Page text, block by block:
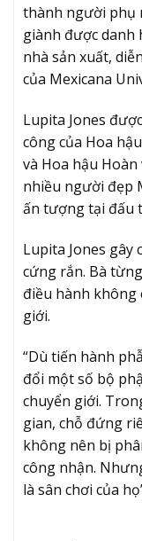
thành người phụ
giành được danh
nhà sản xuất,
của Mexicana
Lupita Jones
công của Hoa
và Hoa hậu
nhiều người đẹp
ấn tượng tại đấu
Lupita Jones gây
cứng rắn. Bà
điều hành không
giới.
“Dù tiến hành
đổi một số bộ
chuyển giới.
gian, chỗ đứng
không nên bị
công nhận.
là sân chơi của